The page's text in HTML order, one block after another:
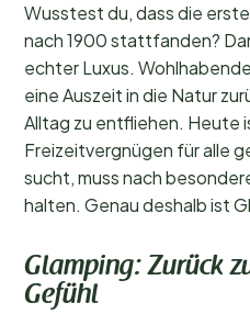
Wusstest du, dass die
nach 1900 stattfanden?
echter Luxus.
eine Auszeit in die Natur
Alltag zu entfliehen. Heute
Freizeitvergnügen für alle
sucht, muss nach
halten. Genau deshalb ist
Glamping: Zurück
Gefühl